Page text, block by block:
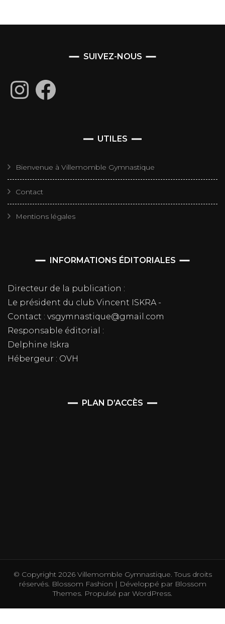
SUIVEZ-NOUS
InstagramFacebook
UTILES
Bienvenue à Villemomble Gymnastique
Contact
Mentions légales
INFORMATIONS ÉDITORIALES
Directeur de la publication :
Le président du club Vincent ISKRA -
Contact : vsgymnastique@gmail.com
Responsable éditorial :
Delphine Iskra
Hébergeur : OVH
PLAN D’ACCÈS
© Copyright 2026 Villemomble Gymnastique . Tous droits
réservés. Blossom Fashion | Développé parBlossom
Themes . Propulsé par WordPress